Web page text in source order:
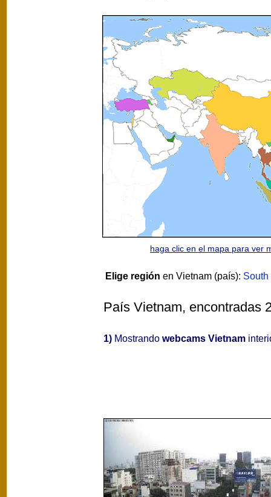
haga clic en el mapa para ver
Elige región en Vietnam (país): South
País Vietnam, encontradas
1) Mostrando webcams Vietnam